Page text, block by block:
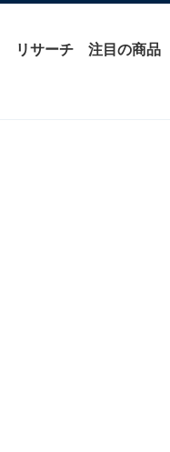
リサーチ 注目の商品